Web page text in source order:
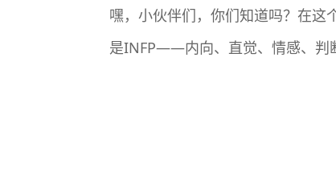
嘿，小伙伴们，你们知道吗？在这
是INFP——内向、直觉、情感、判